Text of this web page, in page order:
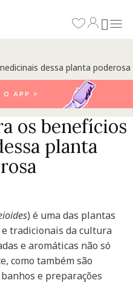
dessa planta poderosa
os benefícios
planta
) é uma das plantas
tradicionais da cultura
e aromáticas não só
como também são
e preparações